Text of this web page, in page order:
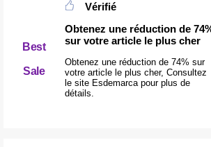
Best
Sale
Vérifié
Obtenez une réduction de
sur votre article le plus cher
Obtenez une réduction de 74% sur
votre article le plus cher, Consultez
le site Esdemarca pour plus de
détails.